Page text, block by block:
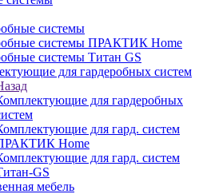
системы
системы ПРАКТИК Home
системы Титан GS
для гардеробных систем
для гардеробных
для гард. систем
Home
для гард. систем
GS
мебель